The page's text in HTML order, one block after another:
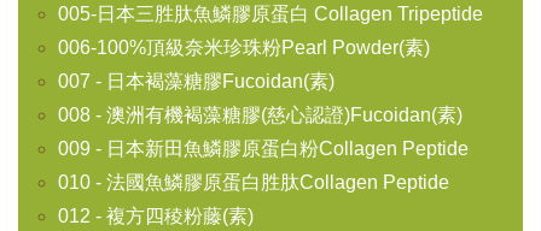
005-日本三胜肽魚鱗膠原蛋白 Collagen Tripeptide
006-100%頂級奈米珍珠粉Pearl Powder(素)
007 - 日本褐藻糖膠Fucoidan(素)
008 - 澳洲有機褐藻糖膠(慈心認證)Fucoidan(素)
009 - 日本新田魚鱗膠原蛋白粉Collagen Peptide
010 - 法國魚鱗膠原蛋白胜肽Collagen Peptide
012 - 複方四稜粉藤(素)